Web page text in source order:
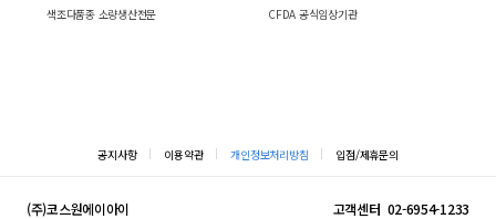
색조다품종 소량생산전문
CFDA 공식임상기관
공지사항 이용약관 개인정보처리방침 입점/제휴문의
(주)코스원에이아이 고객센터 02-6954-1233